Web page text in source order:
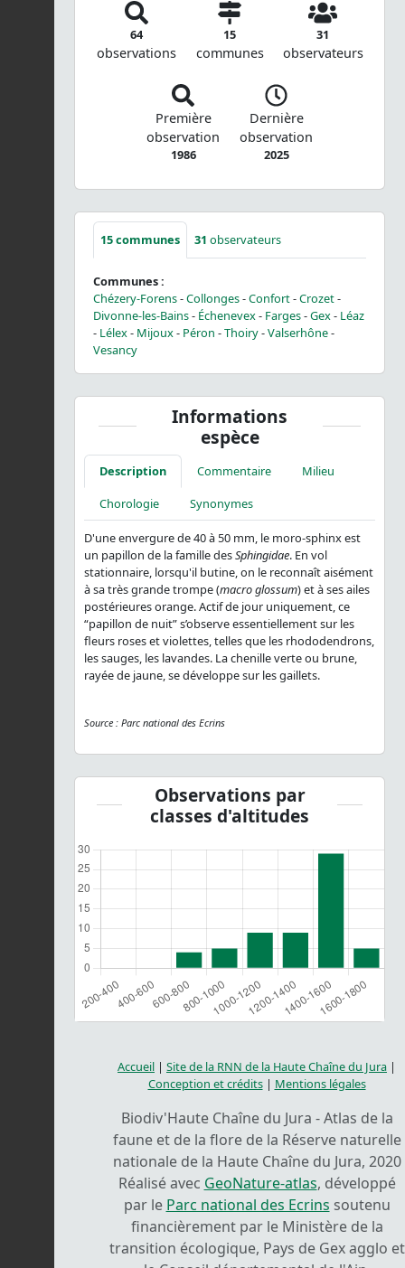
64
observations
15
communes
31
observateurs
Première
observation
1986
Dernière
observation
2025
15communes 31 observateurs
Communes :
Chézery-Forens-Collonges-Confort-Crozet-
Divonne-les-Bains- Échenevex- Farges-Gex- Léaz
- Lélex- Mijoux- Péron -Thoiry-Valserhône-
Vesancy
Informations
espèce
Description Commentaire
Milieu
Chorologie
Synonymes
D'une envergure de 40 à 50 mm, le moro-sphinx est
un papillon de la famille desSphingidae. En vol
stationnaire, lorsqu'il butine, on le reconnaît aisément
à sa très grande trompe (macro glossum) et à ses ailes
postérieures orange. Actif de jour uniquement, ce
“papillon de nuit” s’observe essentiellement sur les
fleurs roses et violettes, telles que les rhododendrons,
les sauges, les lavandes. La chenille verte ou brune,
rayée de jaune, se développe sur les gaillets.
Source : Parc national des Ecrins
Observations par
classes d'altitudes
Accueil | Site de la RNN de la Haute Chaîne du Jura |
Conception et crédits| Mentions légales
Biodiv'Haute Chaîne du Jura - Atlas de la
faune et de la flore de la Réserve naturelle
nationale de la Haute Chaîne du Jura, 2020
Réalisé avec GeoNature-atlas, développé
par le Parc national des Ecrins soutenu
financièrement par le Ministère de la
transition écologique, Pays de Gex agglo et